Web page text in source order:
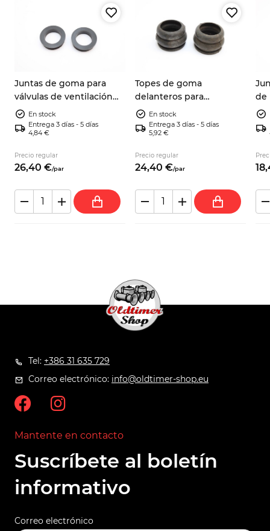
Juntas de goma para
válvulas de ventilación
del depósito de
combustible Fiat Panda
4x2 4x4 Y10 7548231
En stock
Entrega 3 días - 5 días
4,84 €
Precio regular
26,40 €/par
Topes de goma
delanteros para
amortiguadores con
guardapolvo A112 Fiat 127
Fiat 128 X1/9 Beta 4201143
En stock
Entrega 3 días - 5 días
5,92 €
Precio regular
24,40 €/par
de
18,
Tel: +386 31 635 729
Correo electrónico: info@oldtimer-shop.eu
Mantente en contacto
Suscríbete al boletín
informativo
Correo electrónico